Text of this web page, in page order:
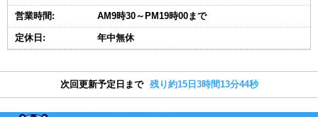
営業時間: AM9時30～PM19時00まで
定休日: 年中無休
次回更新予定日まで 残り約15日3時間13分43秒